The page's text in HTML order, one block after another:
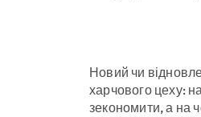
Новий чи
харчового цеху:
зекономити, а на